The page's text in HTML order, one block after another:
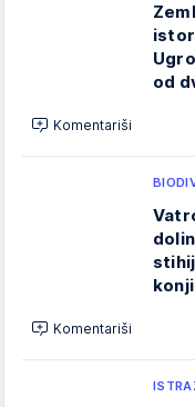
od
Komentariši
Komentariši